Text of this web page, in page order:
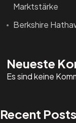
Marktstärke
Berkshire
Neueste
Es sind keine
Recent Posts